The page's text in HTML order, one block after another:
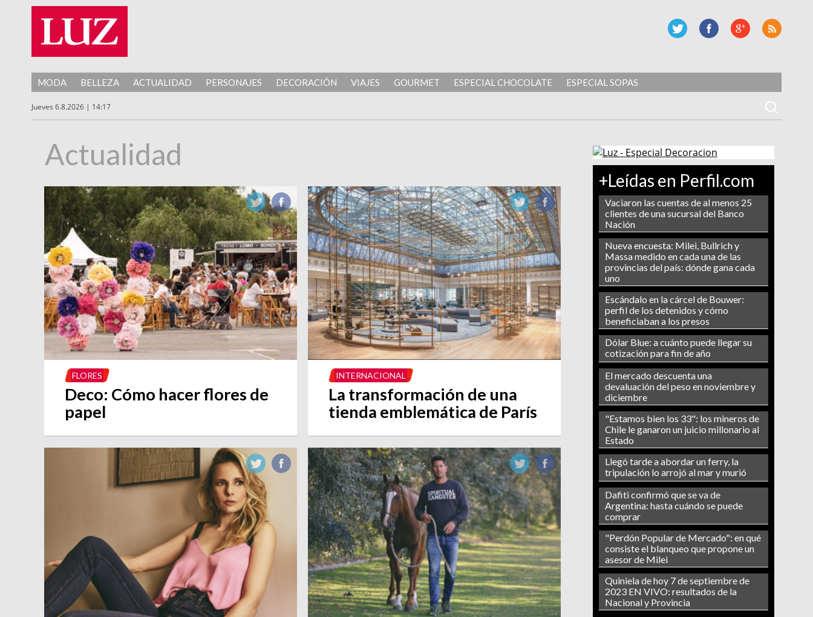
MODA BELLEZA ACTUALIDAD PERSONAJES DECORACIÓN VIAJES GOURMET ESPECIAL CHOCOLATE ESPECIAL SOPAS
Jueves 6.8.2026 | 14:17
+Leídas en Perfil.com
Vaciaron las cuentas de al menos 25
clientes de una sucursal del Banco
Nación
Nueva encuesta: Milei, Bullrich y
Massa medido en cada una de las
provincias del país: dónde gana cada
uno
Escándalo en la cárcel de Bouwer:
perfil de los detenidos y cómo
beneficiaban a los presos
Dólar Blue: a cuánto puede llegar su
cotización para fin de año
El mercado descuenta una
devaluación del peso en noviembre y
diciembre
"Estamos bien los 33": los mineros de
Chile le ganaron un juicio millonario al
Estado
Llegó tarde a abordar un ferry, la
tripulación lo arrojó al mar y murió
Dafiti confirmó que se va de
Argentina: hasta cuándo se puede
comprar
"Perdón Popular de Mercado": en qué
consiste el blanqueo que propone un
asesor de Milei
Quiniela de hoy 7 de septiembre de
2023 EN VIVO: resultados de la
Nacional y Provincia
Actualidad
FLORES
Deco: Cómo hacer flores de
papel
INTERNACIONAL
La transformación de una
tienda emblemática de París